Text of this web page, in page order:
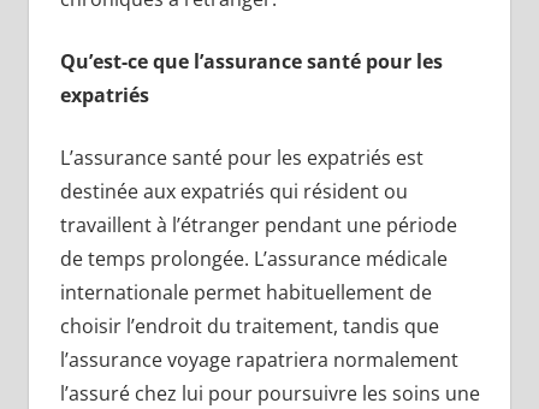
Qu’est-ce que l’assurance santé pour les
expatriés
L’assurance santé pour les expatriés est
destinée aux expatriés qui résident ou
travaillent à l’étranger pendant une période
de temps prolongée. L’assurance médicale
internationale permet habituellement de
choisir l’endroit du traitement, tandis que
l’assurance voyage rapatriera normalement
l’assuré chez lui pour poursuivre les soins une